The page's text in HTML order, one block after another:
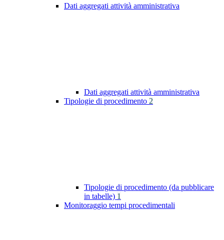
Dati aggregati attività amministrativa
Dati aggregati attività amministrativa
Tipologie di procedimento 2
Tipologie di procedimento (da pubblicare
in tabelle) 1
Monitoraggio tempi procedimentali